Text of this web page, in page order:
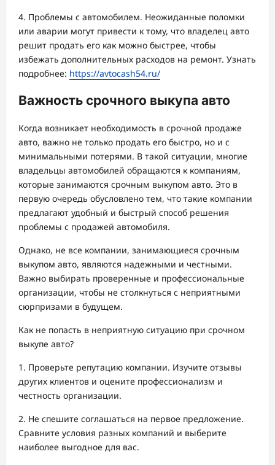
4. Проблемы с автомобилем. Неожиданные поломки
или аварии могут привести к тому, что владелец авто
решит продать его как можно быстрее, чтобы
избежать дополнительных расходов на ремонт. Узнать
подробнее: https://avtocash54.ru/
Важность срочного выкупа авто
Когда возникает необходимость в срочной продаже
авто, важно не только продать его быстро, но и с
минимальными потерями. В такой ситуации, многие
владельцы автомобилей обращаются к компаниям,
которые занимаются срочным выкупом авто. Это в
первую очередь обусловлено тем, что такие компании
предлагают удобный и быстрый способ решения
проблемы с продажей автомобиля.
Однако, не все компании, занимающиеся срочным
выкупом авто, являются надежными и честными.
Важно выбирать проверенные и профессиональные
организации, чтобы не столкнуться с неприятными
сюрпризами в будущем.
Как не попасть в неприятную ситуацию при срочном
выкупе авто?
1. Проверьте репутацию компании. Изучите отзывы
других клиентов и оцените профессионализм и
честность организации.
2. Не спешите соглашаться на первое предложение.
Сравните условия разных компаний и выберите
наиболее выгодное для вас.